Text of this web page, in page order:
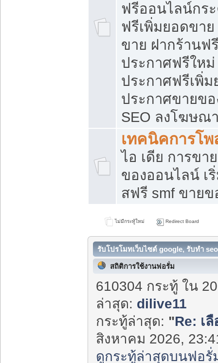
ฟรีออนไลน์กร
ฟรีเพิ่มยอดขา
ขาย ฝากร้านฟ
ประกาศฟรีใหม่
ประกาศฟรีเพิ่
ประกาศขายข
SEO ลงโฆษณ
เทคนิคการโ
ไอ เดีย การขา
ของออนไลน์ เ
สฟรี smf ขาย
ไม่มีกระทู้ใหม่ Redirect Board
รับโปรโมทเว็บไซต์ google, รับทำ
สถิติการใช้งานฟอรั่ม
610304 กระทู้ ใน
ล่าสุด: dilive11
กระทู้ล่าสุด: "Re: เ
สิงหาคม 2026,
ดูกระทู้ล่าสุดบนฟอรั่